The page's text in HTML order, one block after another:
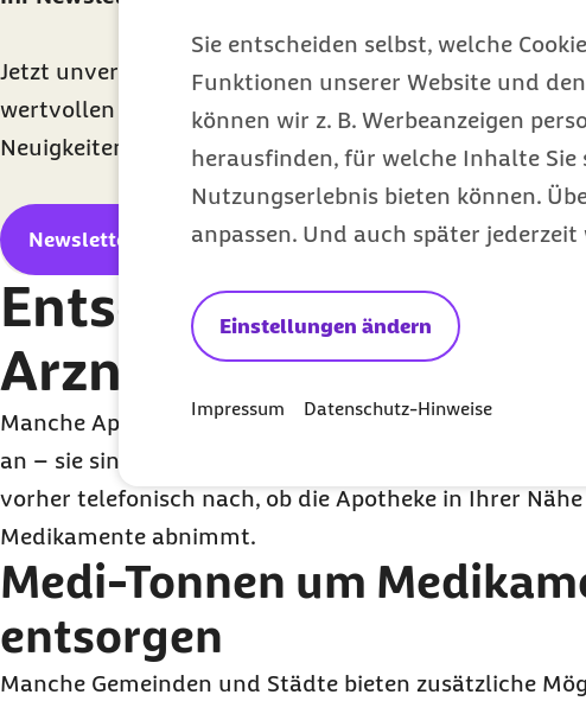
Sie entscheiden selbst, welche
Funktionen unserer Website und
können wir z. B. Werbeanzeigen
herausfinden, für welche Inhalte
Nutzungserlebnis bieten können.
anpassen. Und auch später
Einstellungen ändern
Impressum Datenschutz-Hinweise
Jetzt unverbindlich anmelden und monatlich
wertvollen Tipps erhalten und über exklusive Barmer-
Neuigkeiten informiert werden.
Newsletter abonnieren
Entsorgen Apotheken
Arzneimittel?
Manche Apotheken bieten als Service die Abnahme
an – sie sind dazu allerdings nicht verpflichtet. Fragen
vorher telefonisch nach, ob die Apotheke in Ihrer
Medikamente abnimmt.
Medi-Tonnen um
entsorgen
Manche Gemeinden und Städte bieten zusätzliche